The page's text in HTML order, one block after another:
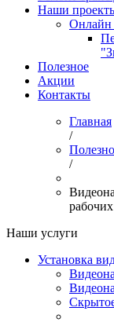
Наши
Онлайн
Полезное
Акции
Контакты
Главная
/
/
Наши услуги
Установка